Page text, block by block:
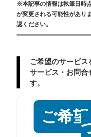
※本記事の情報は執筆日時
が変更される可能性があり
認ください。
ご希望のサービス
サービス・お問合
す。
ご希